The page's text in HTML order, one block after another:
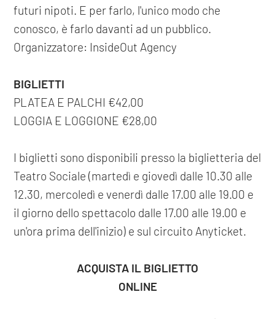
futuri nipoti. E per farlo, l'unico modo che
conosco, è farlo davanti ad un pubblico.
Organizzatore: InsideOut Agency
BIGLIETTI
PLATEA E PALCHI €42,00
LOGGIA E LOGGIONE €28,00
I biglietti sono disponibili presso la biglietteria del
Teatro Sociale (martedì e giovedì dalle 10.30 alle
12.30, mercoledì e venerdì dalle 17.00 alle 19.00 e
il giorno dello spettacolo dalle 17.00 alle 19.00 e
un'ora prima dell'inizio) e sul circuito Anyticket.
ACQUISTA IL BIGLIETTO
ONLINE